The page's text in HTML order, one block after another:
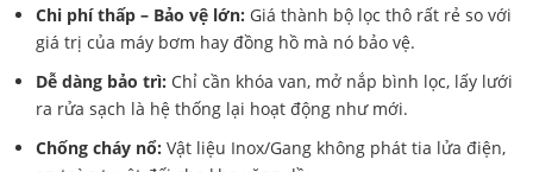
Chi phí thấp – Bảo vệ lớn: Giá thành bộ lọc thô rất rẻ so với
giá trị của máy bơm hay đồng hồ mà nó bảo vệ.
Dễ dàng bảo trì: Chỉ cần khóa van, mở nắp bình lọc, lấy lưới
ra rửa sạch là hệ thống lại hoạt động như mới.
Chống cháy nổ: Vật liệu Inox/Gang không phát tia lửa điện,